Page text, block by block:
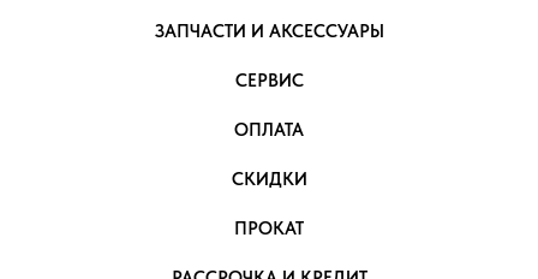
ЗАПЧАСТИ И АКСЕССУАРЫ
СЕРВИС
ОПЛАТА
СКИДКИ
ПРОКАТ